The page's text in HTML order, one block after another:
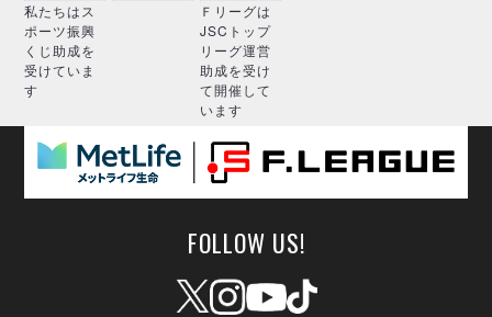
私たちはス
ポーツ振興
くじ助成を
受けていま
す
Ｆリーグは
JSCトップ
リーグ運営
助成を受け
て開催して
います
FOLLOW US!